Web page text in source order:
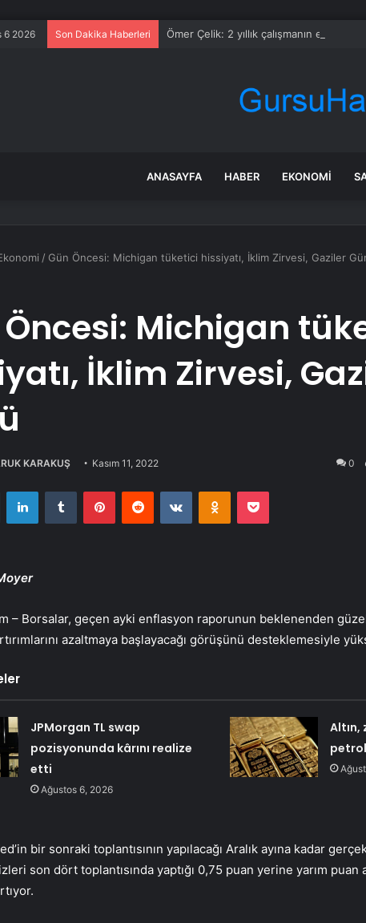
6 2026 Son Dakika Haberleri Ömer Çelik: 2 yıllık çalışmanın en önemli
ANASAYFA HABER EKONOMI
/ Gün Öncesi: Michigan tüketici hissiyatı, İklim Zirvesi, Gaziler
Öncesi: Michigan
İklim Zirvesi,
KARAKUŞ Kasım 11, 2022 0
Twitter LinkedInTumblr PinterestReddit VKontakteOdnoklassniki
Pocket
– Borsalar, geçen ayki enflasyon raporunun beklenenden güzel
azaltmaya başlayacağı görüşünü desteklemesiyle
JPMorgan TL swap
pozisyonunda kârını realize
etti
Ağustos 6, 2026
Altın,
bir sonraki toplantısının yapılacağı Aralık ayına kadar
son dört toplantısında yaptığı 0,75 puan yerine yarım puan
.